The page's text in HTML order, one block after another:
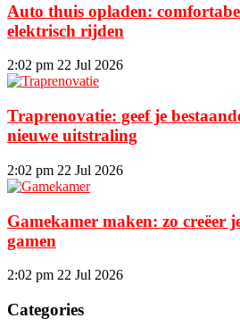
Auto thuis opladen:
elektrisch rijden
2:02 pm 22 Jul 2026
Traprenovatie: geef je
nieuwe uitstraling
2:02 pm 22 Jul 2026
Gamekamer maken: zo creëer
gamen
2:02 pm 22 Jul 2026
Categories